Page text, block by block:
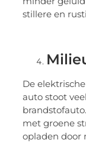
stillere en
De
auto stoot
met groene
opladen door